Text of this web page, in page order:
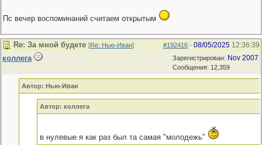
Пс вечер воспоминаний считаем открытым
#192416 - 08/05/2025 12:36:39
Re: За мной будете [Re: Нью-Иван]
Зарегистрирован: Nov 2007
Сообщения: 12,359
коллега
Автор: Нью-Иван
Автор: коллега
в нулевые я как раз был та самая "молодежь"